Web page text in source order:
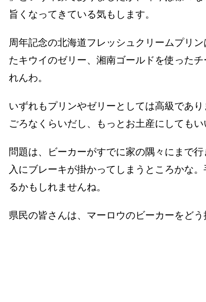
旨くなってきている気もします。
周年記念の北海道フレッシュクリームプリ
たキウイのゼリー、湘南ゴールドを使った
れんわ。
いずれもプリンやゼリーとしては高級であ
ごろなくらいだし、もっとお土産にしても
問題は、ビーカーがすでに家の隅々にまで
入にブレーキが掛かってしまうところかな
るかもしれませんね。
県民の皆さんは、マーロウのビーカーをどう